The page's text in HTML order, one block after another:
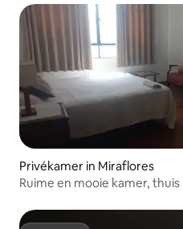
Privékamer in Miraflores
Ruime en mooie kamer, thuis